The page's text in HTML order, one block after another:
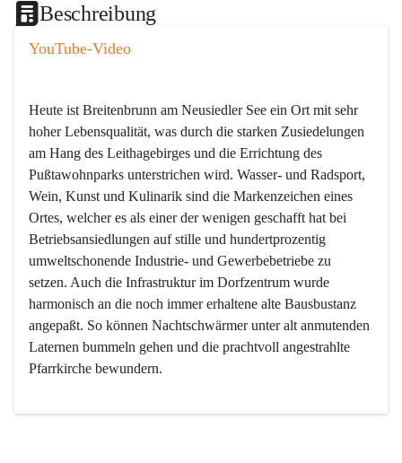
Beschreibung
YouTube-Video
Heute ist Breitenbrunn am Neusiedler See ein Ort mit sehr
hoher Lebensqualität, was durch die starken Zusiedelungen
am Hang des Leithagebirges und die Errichtung des
Pußtawohnparks unterstrichen wird. Wasser- und Radsport,
Wein, Kunst und Kulinarik sind die Markenzeichen eines
Ortes, welcher es als einer der wenigen geschafft hat bei
Betriebsansiedlungen auf stille und hundertprozentig
umweltschonende Industrie- und Gewerbebetriebe zu
setzen. Auch die Infrastruktur im Dorfzentrum wurde
harmonisch an die noch immer erhaltene alte Bausbustanz
angepaßt. So können Nachtschwärmer unter alt anmutenden
Laternen bummeln gehen und die prachtvoll angestrahlte
Pfarrkirche bewundern.
Der Weinbau dominert heute nicht mehr, ist aber integrativer